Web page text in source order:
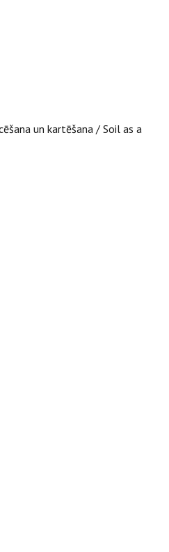
un kartēšana / Soil as a